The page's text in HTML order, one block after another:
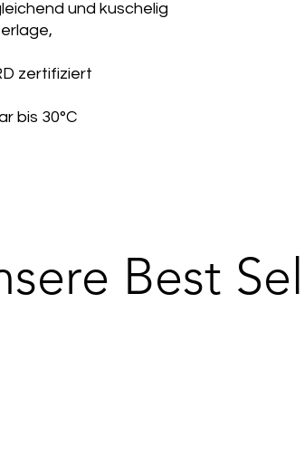
und kuschelig
zertifiziert
bis 30°C
Best